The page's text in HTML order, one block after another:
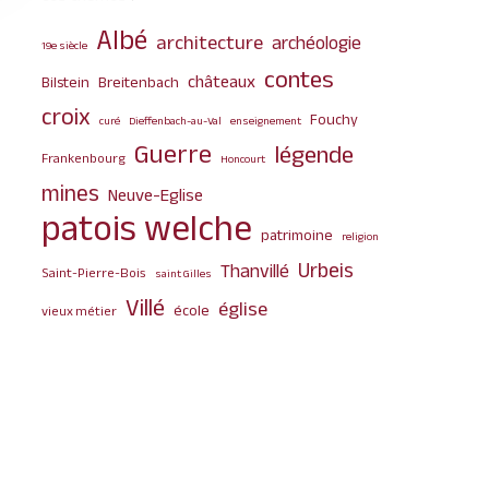
19e siècle Albé architecture archéologie
Bilstein Breitenbach châteaux contes
croix curé Dieffenbach-au-Val enseignement Fouchy
Frankenbourg Guerre Honcourt légende
mines Neuve-Eglise
patois welche patrimoine religion
Saint-Pierre-Bois saint Gilles Thanvillé Urbeis
vieux métier Villé école église